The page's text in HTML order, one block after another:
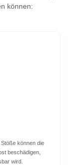
können:
können die
beschädigen,
wird.